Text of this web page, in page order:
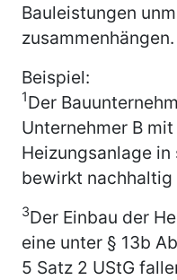
Bauleistungen
zusammenhängen.
Beispiel:
1Der
Unternehmer B
Heizungsanlage in
bewirkt nachhaltig
3Der Einbau der
eine unter § 13b
5 Satz 2 UStG